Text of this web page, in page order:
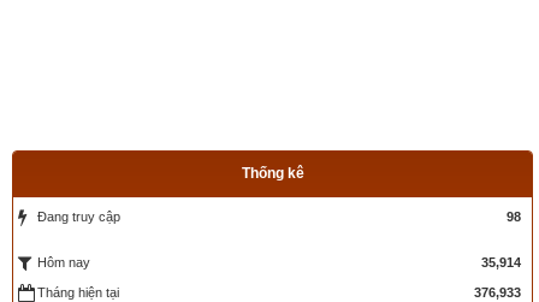
Thống kê
Đang truy cập 98
Hôm nay 35,914
Tháng hiện tại 376,933